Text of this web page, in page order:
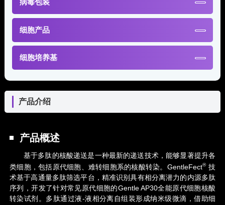
病毒包装
细胞产品
细胞培养基
产品介绍
产品概述
基于多肽的核酸递送是一种最新的递送技术，能够显著提升各
类细胞，包括原代细胞、难转细胞系的核酸转染。GentleFect® 技
术基于高通量多肽筛选平台，精准识别具有相分离潜力的内源多肽
序列，开发了针对常见原代细胞的Gentle AP30全能原代细胞核酸
转染试剂。多肽通过液-液相分离自组装形成纳米级微滴，借助细